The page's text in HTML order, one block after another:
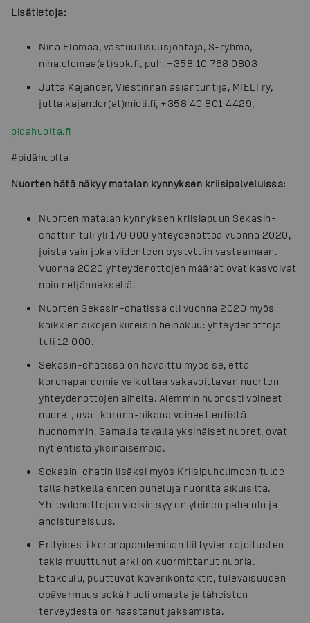
Lisätietoja:
Nina Elomaa, vastuullisuusjohtaja, S-ryhmä,
nina.elomaa(at)sok.fi, puh. +358 10 768 0803
Jutta Kajander, Viestinnän asiantuntija, MIELI ry,
jutta.kajander(at)mieli.fi, +358 40 801 4429,
pidahuolta.fi
#pidähuolta
Nuorten hätä näkyy matalan kynnyksen kriisipalveluissa:
Nuorten matalan kynnyksen kriisiapuun Sekasin-
chattiin tuli yli 170 000 yhteydenottoa vuonna 2020,
joista vain joka viidenteen pystyttiin vastaamaan.
Vuonna 2020 yhteydenottojen määrät ovat kasvoivat
noin neljänneksellä.
Nuorten Sekasin-chatissa oli vuonna 2020 myös
kaikkien aikojen kiireisin heinäkuu: yhteydenottoja
tuli 12 000.
Sekasin-chatissa on havaittu myös se, että
koronapandemia vaikuttaa vakavoittavan nuorten
yhteydenottojen aiheita. Aiemmin huonosti voineet
nuoret, ovat korona-aikana voineet entistä
huonommin. Samalla tavalla yksinäiset nuoret, ovat
nyt entistä yksinäisempiä.
Sekasin-chatin lisäksi myös Kriisipuhelimeen tulee
tällä hetkellä eniten puheluja nuorilta aikuisilta.
Yhteydenottojen yleisin syy on yleinen paha olo ja
ahdistuneisuus.
Erityisesti koronapandemiaan liittyvien rajoitusten
takia muuttunut arki on kuormittanut nuoria.
Etäkoulu, puuttuvat kaverikontaktit, tulevaisuuden
epävarmuus sekä huoli omasta ja läheisten
terveydestä on haastanut jaksamista.